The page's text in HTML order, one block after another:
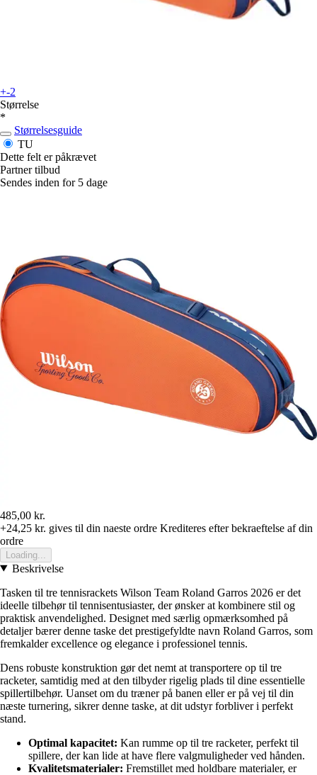
+-2
Størrelse
*
Størrelsesguide
TU
Dette felt er påkrævet
Partner tilbud
Sendes inden for 5 dage
485,00 kr.
+24,25 kr. gives til din naeste ordre Krediteres efter bekraeftelse af din
ordre
Loading...
Beskrivelse
Tasken til tre tennisrackets Wilson Team Roland Garros 2026 er det
ideelle tilbehør til tennisentusiaster, der ønsker at kombinere stil og
praktisk anvendelighed. Designet med særlig opmærksomhed på
detaljer bærer denne taske det prestigefyldte navn Roland Garros, som
fremkalder excellence og elegance i professionel tennis.
Dens robuste konstruktion gør det nemt at transportere op til tre
racketer, samtidig med at den tilbyder rigelig plads til dine essentielle
spillertilbehør. Uanset om du træner på banen eller er på vej til din
næste turnering, sikrer denne taske, at dit udstyr forbliver i perfekt
stand.
Optimal kapacitet: Kan rumme op til tre racketer, perfekt til
spillere, der kan lide at have flere valgmuligheder ved hånden.
Kvalitetsmaterialer: Fremstillet med holdbare materialer, er